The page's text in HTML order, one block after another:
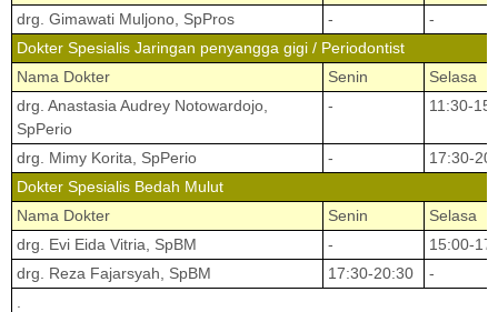
drg. Gimawati Muljono, SpPros
-
-
Dokter Spesialis Jaringan penyangga gigi / Periodontist
Nama Dokter
Senin
Selasa
drg. Anastasia Audrey Notowardojo,
SpPerio
- 11:30-
drg. Mimy Korita, SpPerio -
17:30-
Dokter Spesialis Bedah Mulut
Nama Dokter
Senin
Selasa
drg. Evi Eida Vitria, SpBM
-
15:00-
drg. Reza Fajarsyah, SpBM
17:30-20:30
-